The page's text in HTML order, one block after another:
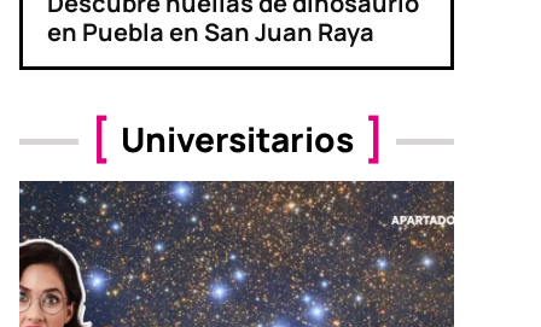
en Puebla en San Juan Raya
Universitarios